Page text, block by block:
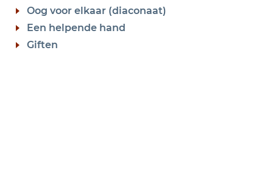
Oog voor elkaar (diaconaat)
Een helpende hand
Giften